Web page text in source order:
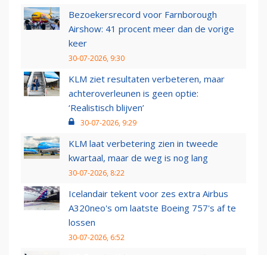
Bezoekersrecord voor Farnborough
Airshow: 41 procent meer dan de vorige
keer
30-07-2026, 9:30
KLM ziet resultaten verbeteren, maar
achteroverleunen is geen optie:
‘Realistisch blijven’
30-07-2026, 9:29
KLM laat verbetering zien in tweede
kwartaal, maar de weg is nog lang
30-07-2026, 8:22
Icelandair tekent voor zes extra Airbus
A320neo's om laatste Boeing 757's af te
lossen
30-07-2026, 6:52